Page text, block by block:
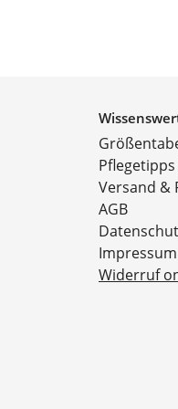
Versand &
AGB
Impressum
Widerruf